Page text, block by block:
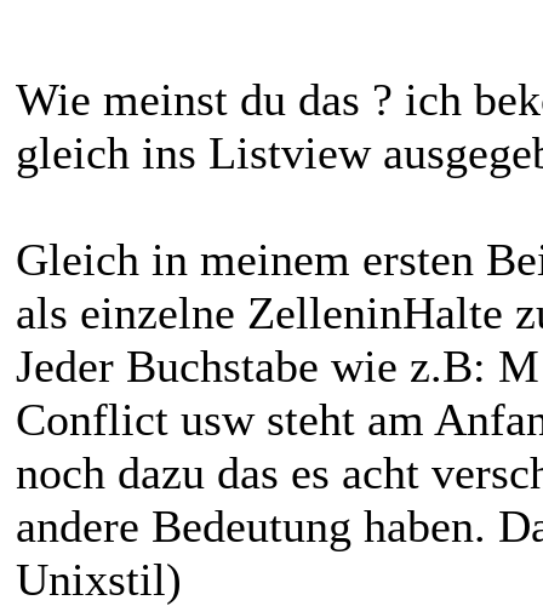
Wie meinst du das ? ich
gleich ins Listview
Gleich in meinem ersten
als einzelne ZelleninHalte
Jeder Buchstabe wie z.B:
Conflict usw steht am
noch dazu das es acht
andere Bedeutung haben.
Unixstil)